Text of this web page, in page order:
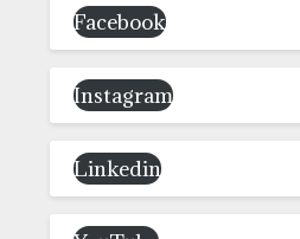
Facebook
Instagram
Linkedin